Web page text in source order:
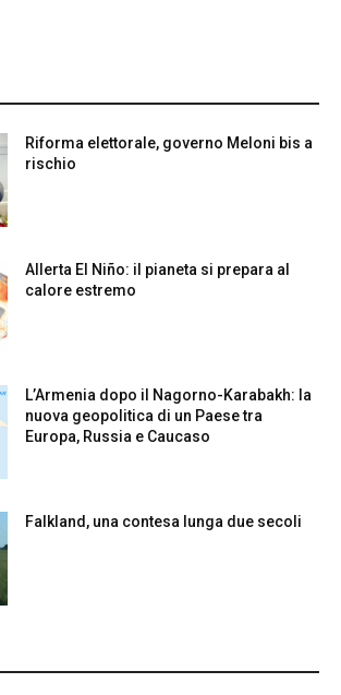
Riforma elettorale, governo Meloni bis a
rischio
Allerta El Niño: il pianeta si prepara al
calore estremo
L’Armenia dopo il Nagorno-Karabakh: la
nuova geopolitica di un Paese tra
Europa, Russia e Caucaso
Falkland, una contesa lunga due secoli